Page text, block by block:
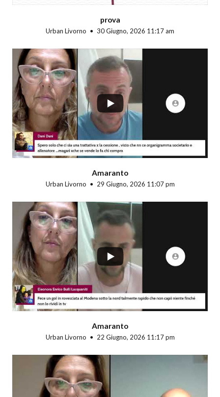
prova
Urban Livorno 30 Giugno, 2026 11:17 am
Amaranto
Urban Livorno 29 Giugno, 2026 11:07 pm
Amaranto
Urban Livorno 22 Giugno, 2026 11:17 pm